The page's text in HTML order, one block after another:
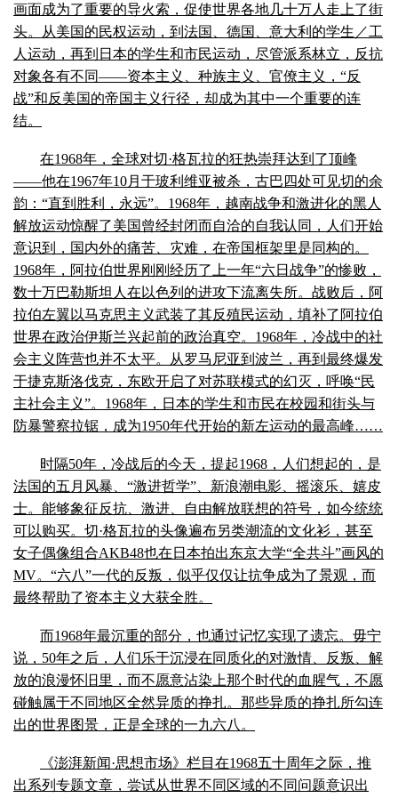
画面成为了重要的导火索，促使世界各地几十万人走上了街
头。从美国的民权运动，到法国、德国、意大利的学生／工
人运动，再到日本的学生和市民运动，尽管派系林立，反抗
对象各有不同——资本主义、种族主义、官僚主义，“反
战”和反美国的帝国主义行径，却成为其中一个重要的连
结。
在1968年，全球对切·格瓦拉的狂热崇拜达到了顶峰
——他在1967年10月于玻利维亚被杀，古巴四处可见切的余
韵：“直到胜利，永远”。1968年，越南战争和激进化的黑人
解放运动惊醒了美国曾经封闭而自洽的自我认同，人们开始
意识到，国内外的痛苦、灾难，在帝国框架里是同构的。
1968年，阿拉伯世界刚刚经历了上一年“六日战争”的惨败，
数十万巴勒斯坦人在以色列的进攻下流离失所。战败后，阿
拉伯左翼以马克思主义武装了其反殖民运动，填补了阿拉伯
世界在政治伊斯兰兴起前的政治真空。1968年，冷战中的社
会主义阵营也并不太平。从罗马尼亚到波兰，再到最终爆发
于捷克斯洛伐克，东欧开启了对苏联模式的幻灭，呼唤“民
主社会主义”。1968年，日本的学生和市民在校园和街头与
防暴警察拉锯，成为1950年代开始的新左运动的最高峰……
时隔50年，冷战后的今天，提起1968，人们想起的，是
法国的五月风暴、“激进哲学”、新浪潮电影、摇滚乐、嬉皮
士。能够象征反抗、激进、自由解放联想的符号，如今统统
可以购买。切·格瓦拉的头像遍布另类潮流的文化衫，甚至
女子偶像组合AKB48也在日本拍出东京大学“全共斗”画风的
MV。“六八”一代的反叛，似乎仅仅让抗争成为了景观，而
最终帮助了资本主义大获全胜。
而1968年最沉重的部分，也通过记忆实现了遗忘。毋宁
说，50年之后，人们乐于沉浸在同质化的对激情、反叛、解
放的浪漫怀旧里，而不愿意沾染上那个时代的血腥气，不愿
碰触属于不同地区全然异质的挣扎。那些异质的挣扎所勾连
出的世界图景，正是全球的一九六八。
《澎湃新闻·思想市场》栏目在1968五十周年之际，推
出系列专题文章，尝试从世界不同区域的不同问题意识出